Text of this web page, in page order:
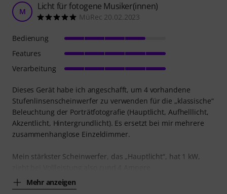
M Licht für fotogene Musiker(innen)
MüRec 20.02.2023
Dieses Gerät habe ich angeschafft, um 4 vorhandene
Stufenlinsenscheinwerfer zu verwenden für die „klassische“
Beleuchtung der Porträtfotografie (Hauptlicht, Aufhelllicht,
Akzentlicht, Hintergrundlicht). Es ersetzt bei mir mehrere
zusammenhanglose Einzeldimmer.
Mein stärkster Scheinwerfer, das „Hauptlicht“, hat 1 kW,
Mehr anzeigen
Bedienung
Features
Verarbeitung